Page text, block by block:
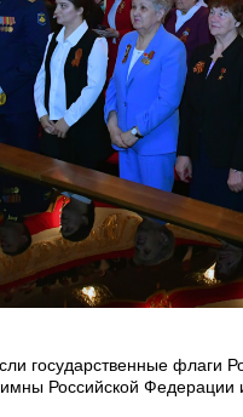
государственные флаги
Российской Федерации